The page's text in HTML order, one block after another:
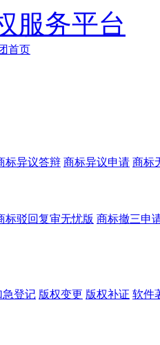
服务平台
首页
标异议答辩 商标异议申请 商标
标驳回复审无忧版 商标撤三申
急登记 版权变更 版权补证 软件